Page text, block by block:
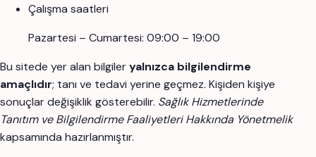
Çalışma saatleri
Pazartesi – Cumartesi: 09:00 – 19:00
Bu sitede yer alan bilgileryalnızca bilgilendirme
amaçlıdır; tanı ve tedavi yerine geçmez. Kişiden kişiye
sonuçlar değişiklik gösterebilir. Sağlık Hizmetlerinde
Tanıtım ve Bilgilendirme Faaliyetleri Hakkında Yönetmelik
kapsamında hazırlanmıştır.